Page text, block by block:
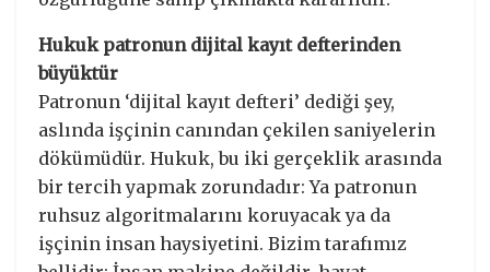
Hukuk patronun dijital kayıt defterinden
büyüktür
​Patronun ‘dijital kayıt defteri’ dediği şey,
aslında işçinin canından çekilen saniyelerin
dökümüdür. Hukuk, bu iki gerçeklik arasında
bir tercih yapmak zorundadır: Ya patronun
ruhsuz algoritmalarını koruyacak ya da
işçinin insan haysiyetini. Bizim tarafımız